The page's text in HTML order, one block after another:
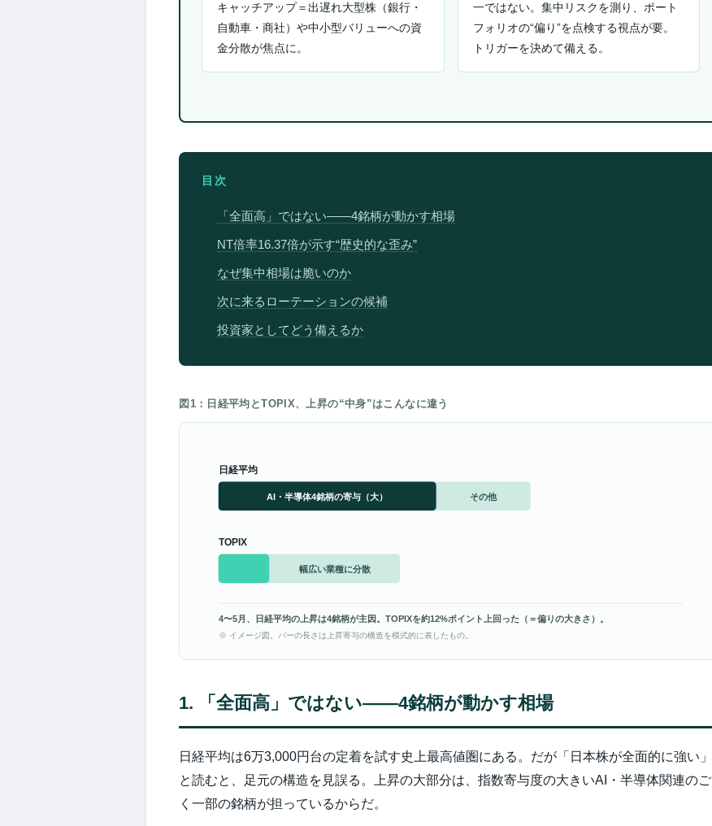
キャッチアップ＝出遅れ大型株（銀行・
自動車・商社）や中小型バリューへの資
金分散が焦点に。
一ではない。集中リスクを測り、ポート
フォリオの“偏り”を点検する視点が要。
トリガーを決めて備える。
目次
「全面高」ではない――4銘柄が動かす相場
NT倍率16.37倍が示す“歴史的な歪み”
なぜ集中相場は脆いのか
次に来るローテーションの候補
投資家としてどう備えるか
図1：日経平均とTOPIX、上昇の“中身”はこんなに違う
日経平均
AI・半導体4銘柄の寄与（大） その他
TOPIX
幅広い業種に分散
4〜5月、日経平均の上昇は4銘柄が主因。TOPIXを約12%ポイント上回った（＝偏りの大きさ）。
※ イメージ図。バーの長さは上昇寄与の構造を模式的に表したもの。
1. 「全面高」ではない――4銘柄が動かす相場
日経平均は6万3,000円台の定着を試す史上最高値圏にある。だが「日本株が全面的に強い」
と読むと、足元の構造を見誤る。上昇の大部分は、指数寄与度の大きいAI・半導体関連のご
く一部の銘柄が担っているからだ。